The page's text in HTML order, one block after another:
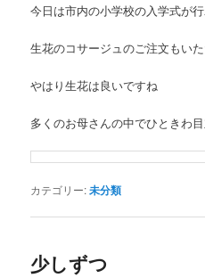
今日は市内の小学校の入学式が
生花のコサージュのご注文もい
やはり生花は良いですね
多くのお母さんの中でひときわ
カテゴリー:未分類
少しずつ